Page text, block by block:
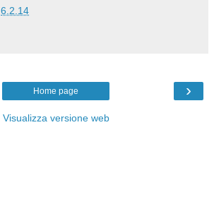
6.2.14
›
Home page
Visualizza versione web